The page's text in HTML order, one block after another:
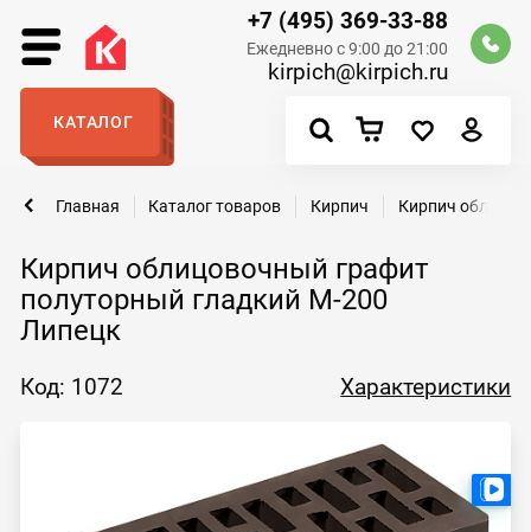
+7 (495) 369-33-88
Ежедневно с 9:00 до 21:00
kirpich@kirpich.ru
КАТАЛОГ
Кирпич облицовочный графит
полуторный гладкий М-200
Липецк
Главная Каталог товаров Кирпич Кирпич
Код: 1072 Характеристики